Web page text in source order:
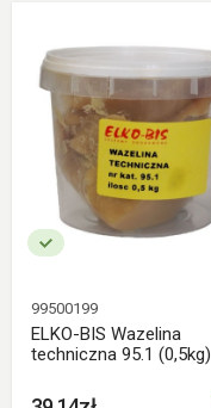
99500199
ELKO-BIS Wazelina
techniczna 95.1 (0,5kg)